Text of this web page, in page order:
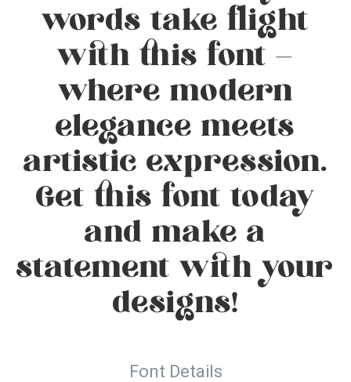
words take flight
with this font —
where modern
elegance meets
artistic expression.
Get this font today
and make a
statement with your
designs!
Font Details